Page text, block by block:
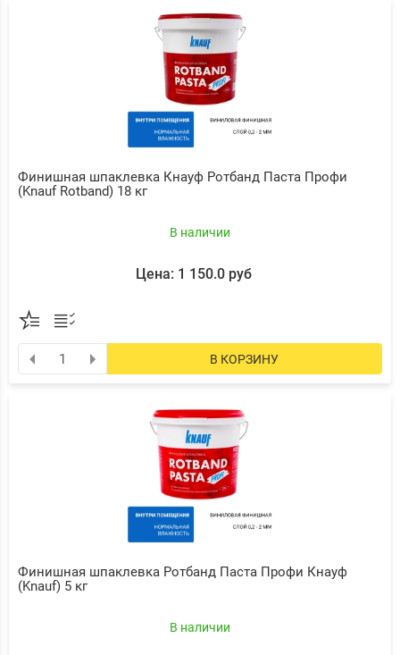
Финишная шпаклевка Кнауф Ротбанд Паста Профи
(Knauf Rotband) 18 кг
В наличии
Цена: 1 150.0 руб
В КОРЗИНУ
Финишная шпаклевка Ротбанд Паста Профи Кнауф
(Knauf) 5 кг
В наличии